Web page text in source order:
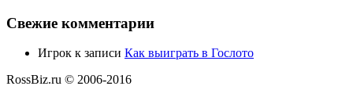
Свежие комментарии
Игрок к записи Как выиграть в Гослото
RossBiz.ru © 2006-2016